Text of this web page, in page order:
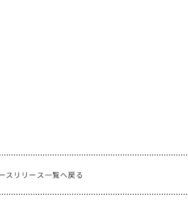
スリリース一覧へ戻る